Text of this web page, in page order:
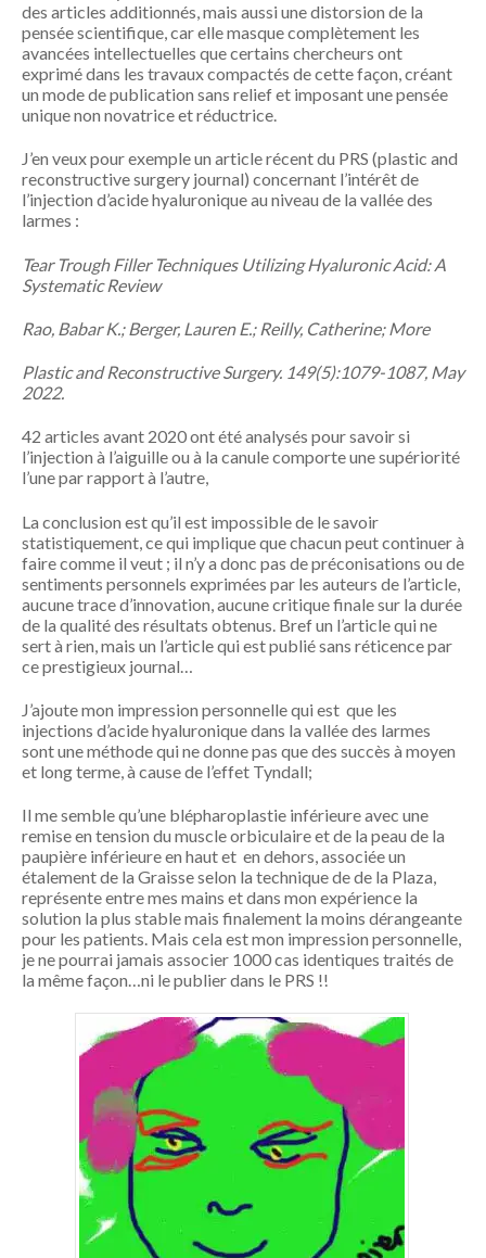
des articles additionnés, mais aussi une distorsion de la
pensée scientifique, car elle masque complètement les
avancées intellectuelles que certains chercheurs ont
exprimé dans les travaux compactés de cette façon, créant
un mode de publication sans relief et imposant une pensée
unique non novatrice et réductrice.
J’en veux pour exemple un article récent du PRS (plastic and
reconstructive surgery journal) concernant l’intérêt de
l’injection d’acide hyaluronique au niveau de la vallée des
larmes :
Tear Trough Filler Techniques Utilizing Hyaluronic Acid: A
Systematic Review
Rao, Babar K.; Berger, Lauren E.; Reilly, Catherine; More
Plastic and Reconstructive Surgery. 149(5):1079-1087, May
2022.
42 articles avant 2020 ont été analysés pour savoir si
l’injection à l’aiguille ou à la canule comporte une supériorité
l’une par rapport à l’autre,
La conclusion est qu’il est impossible de le savoir
statistiquement, ce qui implique que chacun peut continuer à
faire comme il veut ; il n’y a donc pas de préconisations ou de
sentiments personnels exprimées par les auteurs de l’article,
aucune trace d’innovation, aucune critique finale sur la durée
de la qualité des résultats obtenus. Bref un l’article qui ne
sert à rien, mais un l’article qui est publié sans réticence par
ce prestigieux journal…
J’ajoute mon impression personnelle qui est que les
injections d’acide hyaluronique dans la vallée des larmes
sont une méthode qui ne donne pas que des succès à moyen
et long terme, à cause de l’effet Tyndall;
Il me semble qu’une blépharoplastie inférieure avec une
remise en tension du muscle orbiculaire et de la peau de la
paupière inférieure en haut et en dehors, associée un
étalement de la Graisse selon la technique de de la Plaza,
représente entre mes mains et dans mon expérience la
solution la plus stable mais finalement la moins dérangeante
pour les patients. Mais cela est mon impression personnelle,
je ne pourrai jamais associer 1000 cas identiques traités de
la même façon…ni le publier dans le PRS !!